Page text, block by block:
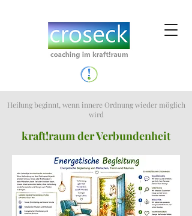
Heilung beginnt, wenn innere Ordnung wieder möglich
wird
kraft!raum der Verbundenheit